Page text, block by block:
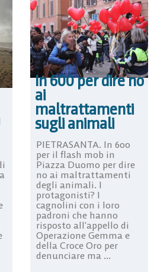
In 600 per dire no
ai
maltrattamenti
sugli animali
PIETRASANTA. In 600
per il flash mob in
Piazza Duomo per dire
no ai maltrattamenti
degli animali. I
protagonisti? I
cagnolini con i loro
padroni che hanno
risposto all’appello di
Operazione Gemma e
della Croce Oro per
denunciare ma ...